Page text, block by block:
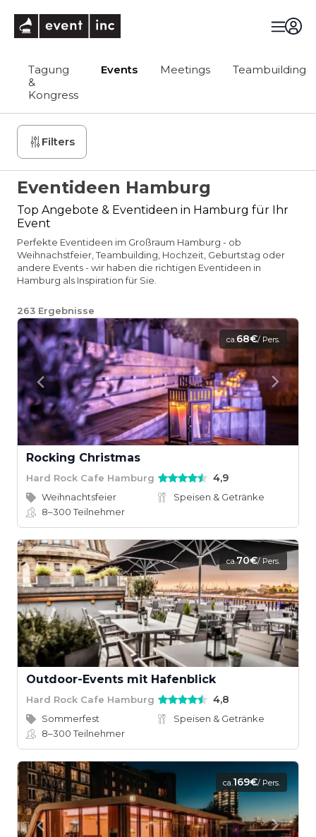
Tagung
&
Kongress
Events Meetings Teambuilding
Filters
Eventideen Hamburg
Top Angebote & Eventideen in Hamburg für Ihr
Event
Perfekte Eventideen im Großraum Hamburg - ob
Weihnachstfeier, Teambuilding, Hochzeit, Geburtstag oder
andere Events - wir haben die richtigen Eventideen in
Hamburg als Inspiration für Sie.
263 Ergebnisse
ca.68€/ Pers.
Rocking Christmas
Hard Rock Cafe Hamburg 4,9
Weihnachtsfeier
Speisen & Getränke
8–300Teilnehmer
ca.70€/ Pers.
Outdoor-Events mit Hafenblick
Hard Rock Cafe Hamburg 4,8
Sommerfest
Speisen & Getränke
8–300Teilnehmer
ca.169€/ Pers.